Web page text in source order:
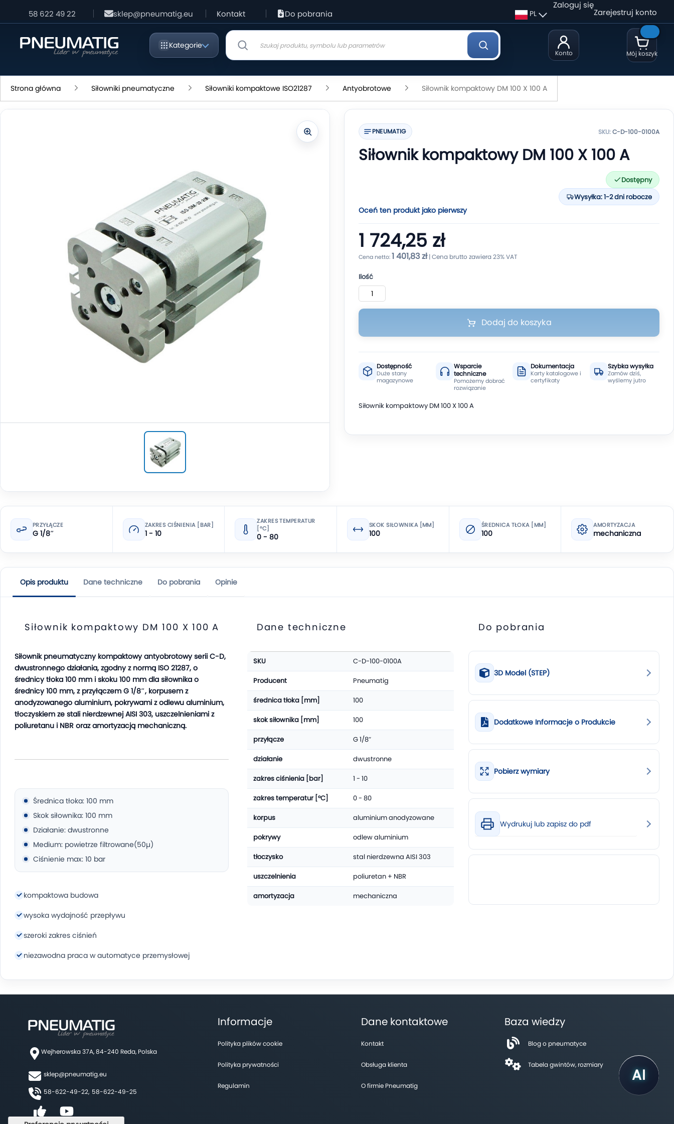
58 622 49 22 sklep@pneumatig.eu Kontakt Do pobrania
Kategorie
Konto
PL
Zaloguj się
Zarejestruj konto
Mój koszyk
Strona główna Siłowniki pneumatyczne Siłowniki kompaktowe ISO21287 Antyobrotowe Siłownik kompaktowy DM 100 X 100 A
PNEUMATIG SKU:C-D-100-0100A
Siłownik kompaktowy DM 100 X 100 A
Dostępny
Wysyłka: 1-2 dni robocze
Oceń ten produkt jako pierwszy
1 724,25 zł
1 401,83 zł
Ilość
Dodaj do koszyka
Dostępność
Duże stany
magazynowe
Wsparcie
techniczne
Pomożemy dobrać
rozwiązanie
Dokumentacja
Karty katalogowe i
certyfikaty
Szybka wysyłka
Zamów dziś,
wyślemy jutro
Siłownik kompaktowy DM 100 X 100 A
PRZYŁĄCZE
G 1/8″
ZAKRES CIŚNIENIA [BAR]
1 - 10
ZAKRES TEMPERATUR
[°C]
0 - 80
SKOK SIŁOWNIKA [MM]
100
ŚREDNICA TŁOKA [MM]
100
AMORTYZACJA
mechaniczna
Opis produktu Dane techniczne Do pobrania Opinie
Siłownik kompaktowy DM 100 X 100 A
Siłownik pneumatyczny kompaktowy antyobrotowy serii C-D,
dwustronnego działania, zgodny z normą ISO 21287, o
średnicy tłoka 100 mm i skoku 100 mm dla siłownika o
średnicy 100 mm, z przyłączem G 1/8″, korpusem z
anodyzowanego aluminium, pokrywami z odlewu aluminium,
tłoczyskiem ze stali nierdzewnej AISI 303, uszczelnieniami z
poliuretanu i NBR oraz amortyzacją mechaniczną.
Średnica tłoka: 100 mm
Skok siłownika: 100 mm
Działanie: dwustronne
Medium: powietrze filtrowane(50µ)
Ciśnienie max: 10 bar
kompaktowa budowa
wysoka wydajność przepływu
szeroki zakres ciśnień
niezawodna praca w automatyce przemysłowej
Dane techniczne
Więcej
informacji
SKU C-D-100-0100A
Producent Pneumatig
średnica tłoka [mm] 100
skok siłownika [mm] 100
przyłącze G 1/8″
działanie dwustronne
zakres ciśnienia [bar] 1 - 10
zakres temperatur [°C] 0 - 80
korpus aluminium anodyzowane
pokrywy odlew aluminium
tłoczysko stal nierdzewna AISI 303
uszczelnienia poliuretan + NBR
amortyzacja mechaniczna
Do pobrania
3D Model (STEP)
Dodatkowe Informacje o Produkcie
Pobierz wymiary
Wydrukuj lub zapisz do pdf
Wejherowska 37A, 84-240 Reda, Polska
sklep@pneumatig.eu
58-622-49-22, 58-622-49-25
Informacje
Polityka plików cookie
Polityka prywatności
Regulamin
Dane kontaktowe
Kontakt
Obsługa klienta
O firmie Pneumatig
Baza wiedzy
Blog o pneumatyce
Tabela gwintów, rozmiary